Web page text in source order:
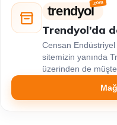
trendyol
Trendyol’da
Censan
sitemizin yanında
üzerinden de